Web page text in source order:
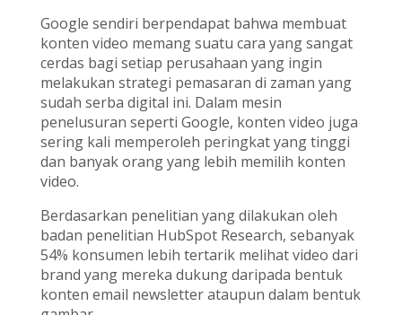
Google sendiri berpendapat bahwa membuat
konten video memang suatu cara yang sangat
cerdas bagi setiap perusahaan yang ingin
melakukan strategi pemasaran di zaman yang
sudah serba digital ini. Dalam mesin
penelusuran seperti Google, konten video juga
sering kali memperoleh peringkat yang tinggi
dan banyak orang yang lebih memilih konten
video.
Berdasarkan penelitian yang dilakukan oleh
badan penelitian HubSpot Research, sebanyak
54% konsumen lebih tertarik melihat video dari
brand yang mereka dukung daripada bentuk
konten email newsletter ataupun dalam bentuk